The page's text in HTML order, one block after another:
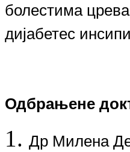
болестима
дијабетес
Одбрањене
Др Милена